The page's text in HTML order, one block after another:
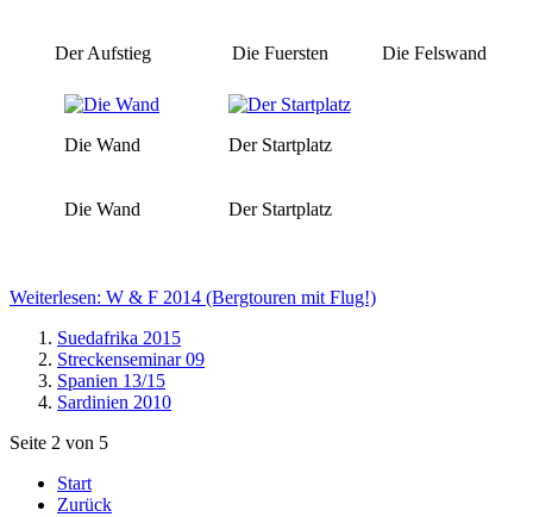
Der Aufstieg Die Fuersten Die Felswand
Die Wand
Die Wand
Der Startplatz
Der Startplatz
Weiterlesen: W & F 2014 (Bergtouren mit Flug!)
Suedafrika 2015
Streckenseminar 09
Spanien 13/15
Sardinien 2010
Seite 2 von 5
Start
Zurück